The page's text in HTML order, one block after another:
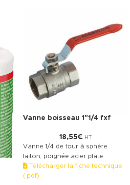
Vanne boisseau 1″1/4 fxf
18,55€ HT
Vanne 1/4 de tour à sphère
laiton, poignée acier plate.
Télécharger la fiche technique
(.pdf)